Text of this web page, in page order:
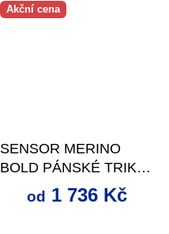
Akční cena
SENSOR MERINO
BOLD PÁNSKÉ TRIKO
DL.RUKÁV ROLL
NECK ANTHRACITE
od 1 736 Kč